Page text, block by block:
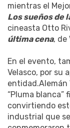
mientras el
Los sueños de
cineasta Otto
última cena, de
En el evento,
Velasco, por su
“Pluma blanca”
convirtiendo
industrial que